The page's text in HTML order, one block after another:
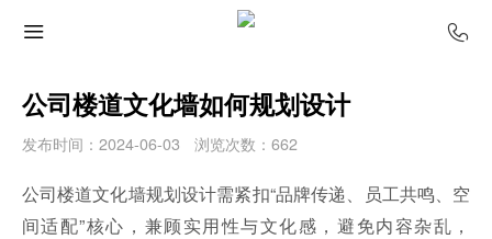
公司楼道文化墙如何规划设计
发布时间：2024-06-03 浏览次数：662
公司楼道文化墙规划设计需紧扣“品牌传递、员工共鸣、空
间适配”核心，兼顾实用性与文化感，避免内容杂乱，